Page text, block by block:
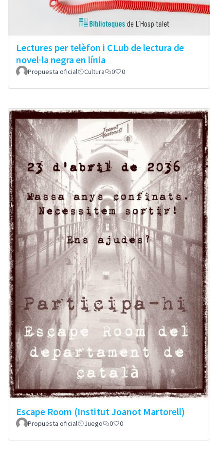
Lectures per telèfon i CLub de lectura de
novel·la negra en línia
Propuesta oficial Cultura 0 0
Escape Room (Institut Joanot Martorell)
Propuesta oficial Juego 0 0